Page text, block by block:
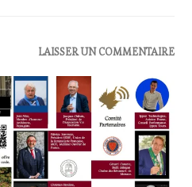
LAISSER UN COMMENTAIRE